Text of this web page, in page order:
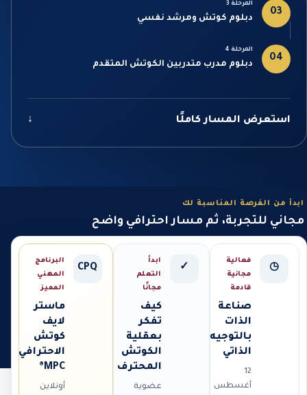
03
المرحلة 3
دبلوم كوتش ومرشد نفسي
04
المرحلة 4
دبلوم مدرب متدربين الكوتش المتقدم
استعرض المسار كاملًا ↓
ابدأ من الفرصة المناسبة لك
مجاني للتجربة، ثم مسار احترافي واضح
◷
فعالية
مجانية
قادمة
صناعة
الذات
بالتوجيه
الذاتي
12
أغسطس
✓
ابدأ
التعلم
مجانًا
كيف
تفكر
بعقلية
الكوتش
المحترف
عضوية
CPQ
البرنامج
المهني
المميز
ماستر
لايف
كوتش
الاحترافي
MPC®
أونلاين